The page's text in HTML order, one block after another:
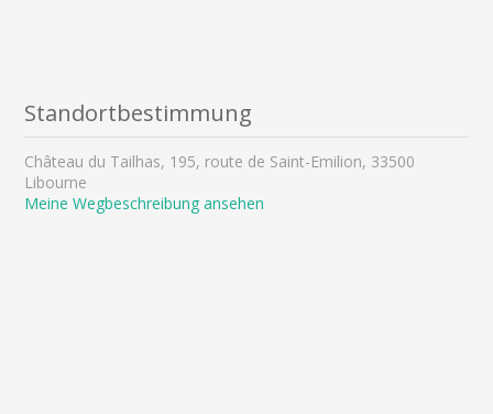
Standortbestimmung
Château du Tailhas, 195, route de Saint-Emilion, 33500
Libourne
Meine Wegbeschreibung ansehen